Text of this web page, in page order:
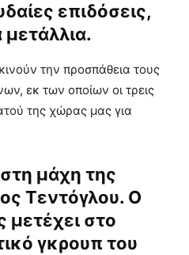
επιδόσεις,
την προσπάθεια τους
εκ των οποίων οι τρεις
της χώρας μας για
μάχη της
Τεντόγλου. Ο
στο
γκρουπ του